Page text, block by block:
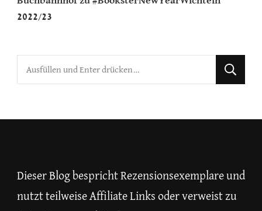
2022/23
Suchst
du
Dieser Blog bespricht Rezensionsexemplare und
nutzt teilweise Affiliate Links oder verweist zu